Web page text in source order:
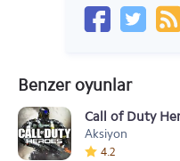
Benzer oyunlar
Call of Duty
Aksiyon
4.2